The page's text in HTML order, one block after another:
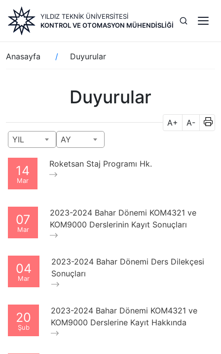
içeriğe
atla
YILDIZ TEKNİK ÜNİVERSİTESİ
KONTROL VE OTOMASYON MÜHENDISLIĞI
Sayfa
yolu
Anasayfa Duyurular
Duyurular
A+
A-
YIL
AY
14
Mar
Roketsan Staj Programı Hk.
07
Mar
2023-2024 Bahar Dönemi KOM4321 ve
KOM9000 Derslerinin Kayıt Sonuçları
04
Mar
2023-2024 Bahar Dönemi Ders Dilekçesi
Sonuçları
20
Şub
2023-2024 Bahar Dönemi KOM4321 ve
KOM9000 Derslerine Kayıt Hakkında